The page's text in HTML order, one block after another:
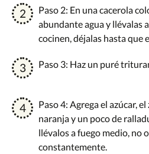
Paso 2: En una cacerola
abundante agua y llévalas
cocinen, déjalas hasta que
Paso 3: Haz un puré
Paso 4: Agrega el azúcar,
naranja y un poco de
llévalos a fuego medio, no
constantemente.